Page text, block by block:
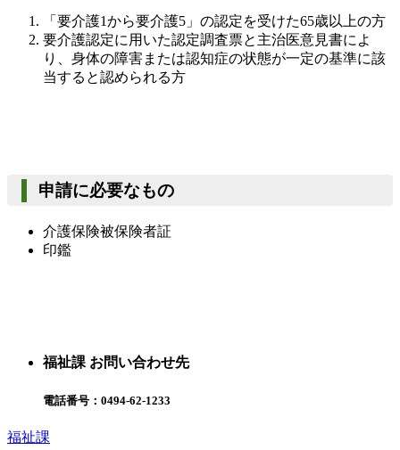
「要介護1から要介護5 」の認定を受けた65歳以上の方
要介護認定に用いた認定調査票と主治医意見書によ
り、 身体の障害または認知症の状態が一定の基準に該
当すると認められる方
申請に必要なもの
介護保険被保険者証
印鑑
福祉課 お問い合わせ先
電話番号： 0494-62-1233
福祉課